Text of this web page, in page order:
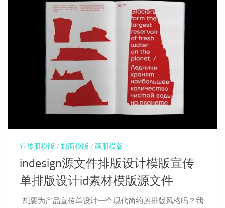
宣传册模版 / 封面模版 / 画册模版
indesign源文件排版设计模版宣传
单排版设计id素材模版源文件
想要为产品宣传单设计一个现代简约的排版风格吗？我